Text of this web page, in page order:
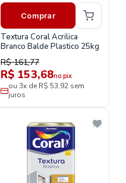
Comprar
Textura Coral Acrilica
Branco Balde Plastico 25kg
R$ 161,77
R$ 153,68no pix
ou 3x de R$ 53,92 sem
juros